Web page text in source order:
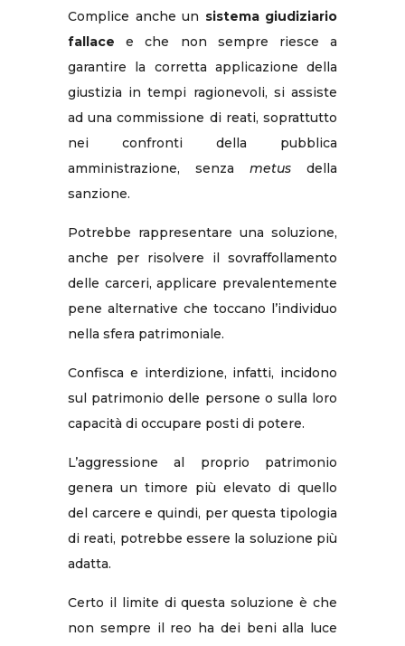
Complice anche un sistema giudiziario
fallace e che non sempre riesce a
garantire la corretta applicazione della
giustizia in tempi ragionevoli, si assiste
ad una commissione di reati, soprattutto
nei confronti della pubblica
amministrazione, senza metus della
sanzione.
Potrebbe rappresentare una soluzione,
anche per risolvere il sovraffollamento
delle carceri, applicare prevalentemente
pene alternative che toccano l’individuo
nella sfera patrimoniale.
Confisca e interdizione, infatti, incidono
sul patrimonio delle persone o sulla loro
capacità di occupare posti di potere.
L’aggressione al proprio patrimonio
genera un timore più elevato di quello
del carcere e quindi, per questa tipologia
di reati, potrebbe essere la soluzione più
adatta.
Certo il limite di questa soluzione è che
non sempre il reo ha dei beni alla luce